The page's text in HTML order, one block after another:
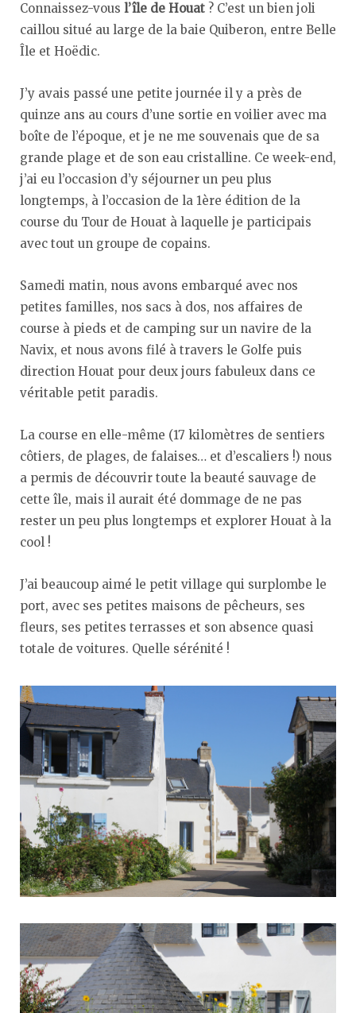
Connaissez-vous l’île de Houat ? C’est un bien joli
caillou situé au large de la baie Quiberon, entre Belle
Île et Hoëdic.
J’y avais passé une petite journée il y a près de
quinze ans au cours d’une sortie en voilier avec ma
boîte de l’époque, et je ne me souvenais que de sa
grande plage et de son eau cristalline. Ce week-end,
j’ai eu l’occasion d’y séjourner un peu plus
longtemps, à l’occasion de la 1ère édition de la
course du Tour de Houat à laquelle je participais
avec tout un groupe de copains.
Samedi matin, nous avons embarqué avec nos
petites familles, nos sacs à dos, nos affaires de
course à pieds et de camping sur un navire de la
Navix, et nous avons filé à travers le Golfe puis
direction Houat pour deux jours fabuleux dans ce
véritable petit paradis.
La course en elle-même (17 kilomètres de sentiers
côtiers, de plages, de falaises… et d’escaliers !) nous
a permis de découvrir toute la beauté sauvage de
cette île, mais il aurait été dommage de ne pas
rester un peu plus longtemps et explorer Houat à la
cool !
J’ai beaucoup aimé le petit village qui surplombe le
port, avec ses petites maisons de pêcheurs, ses
fleurs, ses petites terrasses et son absence quasi
totale de voitures. Quelle sérénité !